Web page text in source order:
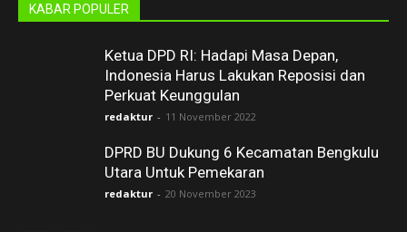
KABAR POPULER
Ketua DPD RI: Hadapi Masa Depan,
Indonesia Harus Lakukan Reposisi dan
Perkuat Keunggulan
redaktur - 11 November 2022
DPRD BU Dukung 6 Kecamatan Bengkulu
Utara Untuk Pemekaran
redaktur - 20 November 2023